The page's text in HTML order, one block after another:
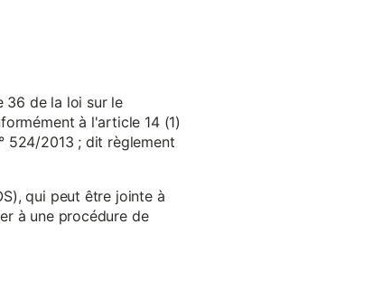
36 de la loi sur le
à l'article 14 (1)
524/2013 ; dit règlement
qui peut être jointe à
à une procédure de